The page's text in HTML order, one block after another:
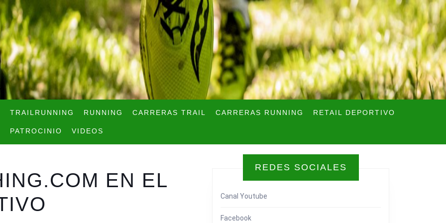
TRAILRUNNING RUNNING CARRERAS TRAIL CARRERAS RUNNING RETAIL DEPORTIVO
PATROCINIO VIDEOS
EN EL
REDES SOCIALES
Canal Youtube
Facebook